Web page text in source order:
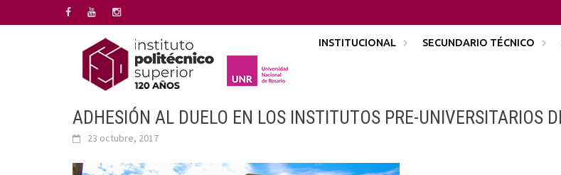
al
INSTITUCIONAL SECUNDARIO TÉCNICO
ADHESIÓN AL DUELO EN LOS INSTITUTOS PRE-UNIVERSITARIOS
23 octubre, 2017